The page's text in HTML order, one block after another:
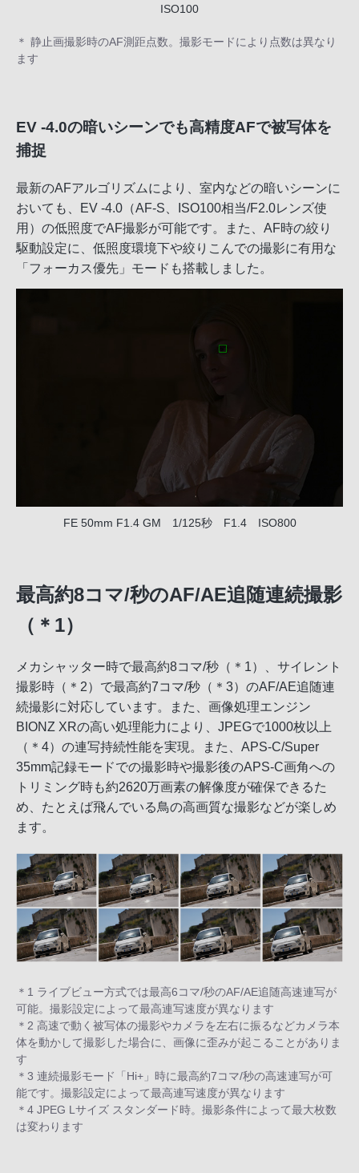
ISO100
＊ 静止画撮影時のAF測距点数。撮影モードにより点数は異なり
ます
EV -4.0の暗いシーンでも高精度AFで被写体を
捕捉
最新のAFアルゴリズムにより、室内などの暗いシーンに
おいても、EV -4.0（AF-S、ISO100相当/F2.0レンズ使
用）の低照度でAF撮影が可能です。また、AF時の絞り
駆動設定に、低照度環境下や絞りこんでの撮影に有用な
「フォーカス優先」モードも搭載しました。
FE 50mm F1.4 GM 1/125秒 F1.4 ISO800
最高約8コマ/秒のAF/AE追随連続撮影
（＊1）
メカシャッター時で最高約8コマ/秒（＊1）、サイレント
撮影時（＊2）で最高約7コマ/秒（＊3）のAF/AE追随連
続撮影に対応しています。また、画像処理エンジン
BIONZ XRの高い処理能力により、JPEGで1000枚以上
（＊4）の連写持続性能を実現。また、APS-C/Super
35mm記録モードでの撮影時や撮影後のAPS-C画角への
トリミング時も約2620万画素の解像度が確保できるた
め、たとえば飛んでいる鳥の高画質な撮影などが楽しめ
ます。
＊1 ライブビュー方式では最高6コマ/秒のAF/AE追随高速連写が
可能。撮影設定によって最高連写速度が異なります
＊2 高速で動く被写体の撮影やカメラを左右に振るなどカメラ本
体を動かして撮影した場合に、画像に歪みが起こることがありま
す
＊3 連続撮影モード「Hi+」時に最高約7コマ/秒の高速連写が可
能です。撮影設定によって最高連写速度が異なります
＊4 JPEG Lサイズ スタンダード時。撮影条件によって最大枚数
は変わります